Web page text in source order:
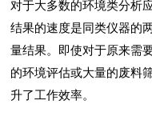
对于大多数的环境类分析
结果的速度是同类仪器的
量结果。即使对于原来需
的环境评估或大量的废料
升了工作效率。